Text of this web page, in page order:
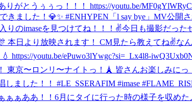
がとうぅぅっ！！！ https://youtu.be/
きました！💎✨ #ENHYPEN 「l say bye」MV公開
りのimaseを見つけてね！！！✌️今日も撮影だった
本日より放映されます！ CM見たら教えてね✌️な
https://youtu.be/ePuwo3lYwgc?si=_Lx4l8-
京〜ロンリ〜ナイトっ！🗼 皆さんお楽しみにっ！
ました！！ #LE_SSERAFIM #imase
ぁぁああ！！ 6月にタイに行った時の様子を収め